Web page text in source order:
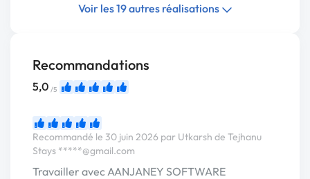
Voir les 19 autres réalisations
Recommandations
5,0 /5
Recommandé le 30 juin 2026 par Utkarsh de Tejhanu
Stays *****@gmail.com
Travailler avec AANJANEY SOFTWARE